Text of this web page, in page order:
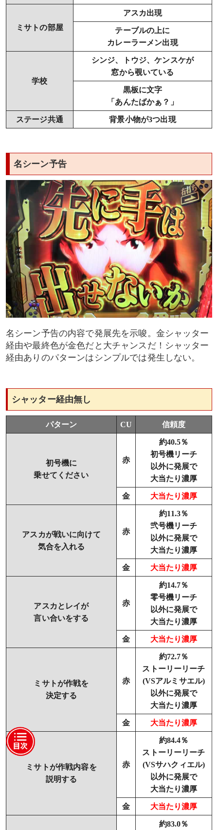
ミサトの部屋
アスカ出現
テーブルの上に
カレーラーメン出現
学校
シンジ、トウジ、ケンスケが
窓から覗いている
黒板に文字
「あんたばかぁ？」
ステージ共通 背景小物が3つ出現
名シーン予告
名シーン予告の内容で発展先を示唆。金シャッター
経由や最終色が金色だと大チャンスだ！シャッター
経由ありのパターンはシンプルでは発生しない。
シャッター経由無し
パターン CU 信頼度
初号機に
乗せてください
赤
約40.5％
初号機リーチ
以外に発展で
大当たり濃厚
金 大当たり濃厚
アスカが戦いに向けて
気合を入れる
赤
約11.3％
弐号機リーチ
以外に発展で
大当たり濃厚
金 大当たり濃厚
アスカとレイが
言い合いをする
赤
約14.7％
零号機リーチ
以外に発展で
大当たり濃厚
金 大当たり濃厚
ミサトが作戦を
決定する
赤
約72.7％
ストーリーリーチ
(VSアルミサエル)
以外に発展で
大当たり濃厚
金 大当たり濃厚
ミサトが作戦内容を
説明する
赤
約84.4％
ストーリーリーチ
(VSサハクィエル)
以外に発展で
大当たり濃厚
金 大当たり濃厚
約83.0％